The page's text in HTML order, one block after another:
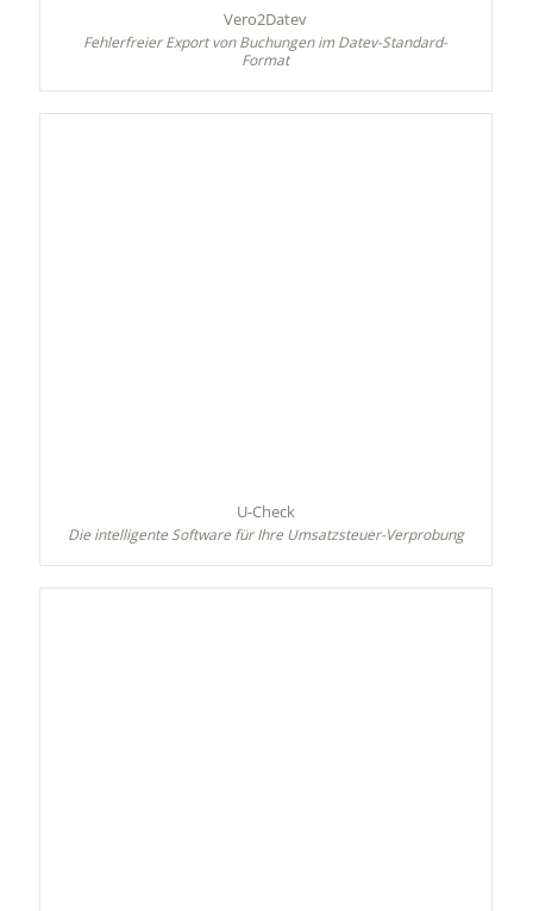
Vero2Datev
Fehlerfreier Export von Buchungen im Datev-Standard-
Format
U-Check
Die intelligente Software für Ihre Umsatzsteuer-Verprobung